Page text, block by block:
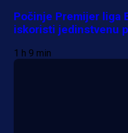
Počinje Premijer liga
iskoristi jedinstvenu
1 h 9 min